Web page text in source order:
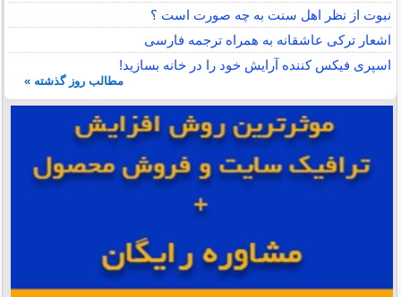
نبوت از نظر اهل سنت به چه صورت است ؟
اشعار ترکی عاشقانه به همراه ترجمه فارسی
اسپری فیکس کننده آرایش خود را در خانه بسازید!
مطالب روز گذشته »